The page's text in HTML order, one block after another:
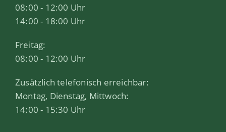
08:00 - 12:00 Uhr
14:00 - 18:00 Uhr
Freitag:
08:00 - 12:00 Uhr
Zusätzlich telefonisch erreichbar:
Montag, Dienstag, Mittwoch:
14:00 - 15:30 Uhr